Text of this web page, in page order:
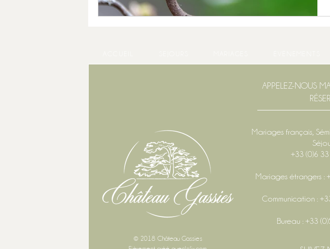
© 2018 Château Gassies
APPELEZ-NOUS
Mariages français,
+33 (0)6
Mariages étrangers :
Communication :
Bureau : +33